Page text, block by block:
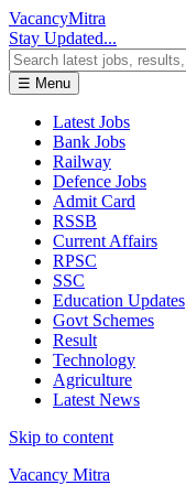
VacancyMitra
Stay Updated...
☰ Menu
Latest Jobs
Bank Jobs
Railway
Defence Jobs
Admit Card
RSSB
Current Affairs
RPSC
SSC
Education Updates
Govt Schemes
Result
Technology
Agriculture
Latest News
Skip to content
Vacancy Mitra